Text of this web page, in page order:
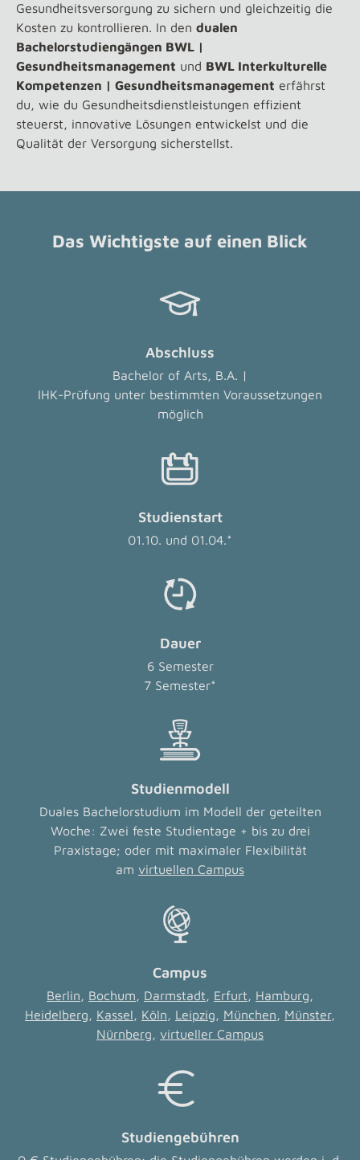
Gesundheitsversorgung zu sichern und gleichzeitig die
Kosten zu kontrollieren. In den dualen
Bachelorstudiengängen BWL |
Gesundheitsmanagement und BWL Interkulturelle
Kompetenzen | Gesundheitsmanagement erfährst
du, wie du Gesundheitsdienstleistungen effizient
steuerst, innovative Lösungen entwickelst und die
Qualität der Versorgung sicherstellst.
Das Wichtigste auf einen Blick
Abschluss
Bachelor of Arts, B.A. |
IHK-Prüfung unter bestimmten Voraussetzungen
möglich
Studienstart
01.10. und 01.04.*
Dauer
6 Semester
7 Semester*
Studienmodell
Duales Bachelorstudium im Modell der geteilten
Woche: Zwei feste Studientage + bis zu drei
Praxistage; oder mit maximaler Flexibilität
am virtuellen Campus
Campus
Berlin, Bochum, Darmstadt, Erfurt, Hamburg,
Heidelberg, Kassel, Köln, Leipzig, München, Münster,
Nürnberg, virtueller Campus
Studiengebühren